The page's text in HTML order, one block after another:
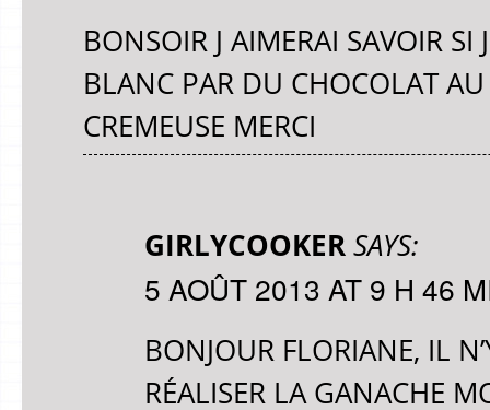
BONSOIR J AIMERAI SAVOIR SI
BLANC PAR DU CHOCOLAT
CREMEUSE MERCI
GIRLYCOOKERSAYS:
5 AOÛT 2013 AT 9 H 46
BONJOUR FLORIANE, IL
RÉALISER LA GANACHE